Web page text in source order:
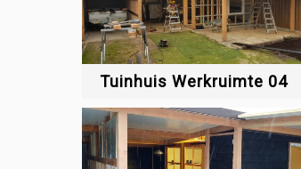
Tuinhuis Werkruimte 04